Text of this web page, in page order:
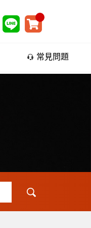
常見問題